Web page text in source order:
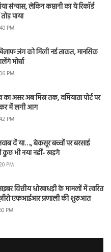
संन्यास, लेकिन कप्तानी का ये रिकॉर्ड
पाया
PM
जंग को मिली नई ताकत, मानसिक
मोर्चा
PM
का असर अब मिस्र तक, दमियाता पोर्ट पर
में लगी आग
PM
दें या…., बेकसूर बच्चों पर बरसाई
कुछ भी नया नहीं- खड़गे
PM
वित्तीय धोखाधड़ी के मामलों में त्वरित
ज़ीरो एफआईआर प्रणाली की शुरुआत
PM